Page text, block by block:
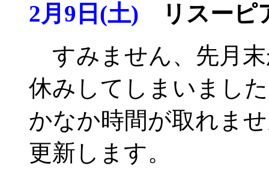
2月9日(土) リスーピ
すみません、先月
休みしてしまいまし
かなか時間が取れま
更新します。